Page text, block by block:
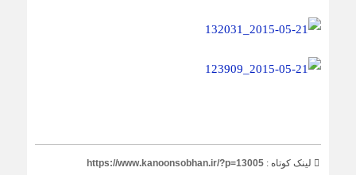
لینک کوتاه : https://www.kanoonsobhan.ir/?p=13005